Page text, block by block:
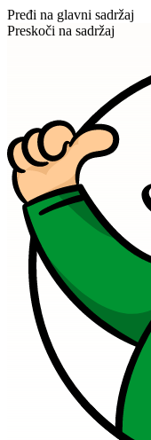
Pređi na glavni sadržaj
Preskoči na sadržaj